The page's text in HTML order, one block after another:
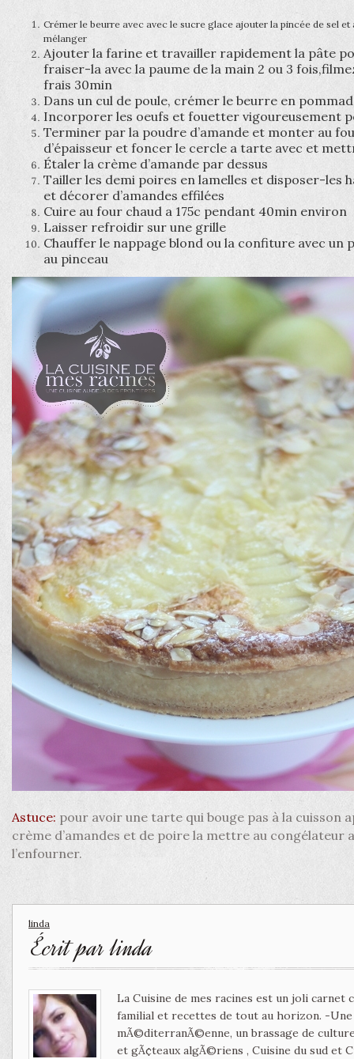
Crémer le beurre avec avec le sucre glace ajouter la pincée de sel
mélanger
Ajouter la farine et travailler rapidement la pâte
fraiser-la avec la paume de la main 2 ou 3
frais 30min
Dans un cul de poule, crémer le beurre en
Incorporer les oeufs et fouetter vigoureusement
Terminer par la poudre d’amande et monter au
d’épaisseur et foncer le cercle a tarte avec et
Étaler la crème d’amande par dessus
Tailler les demi poires en lamelles et disposer-les
et décorer d’amandes effilées
Cuire au four chaud a 175c pendant 40min environ
Laisser refroidir sur une grille
Chauffer le nappage blond ou la confiture avec un
au pinceau
Astuce: pour avoir une tarte qui bouge pas à la cuisson
crème d’amandes et de poire la mettre au congélateur
l’enfourner.
linda
Écrit parlinda
La Cuisine de mes racines est un joli
familial et recettes de tout au horizon. -
mÃ©diterranÃ©enne, un brassage de
et gÃ¢teaux algÃ©riens , Cuisine du sud et